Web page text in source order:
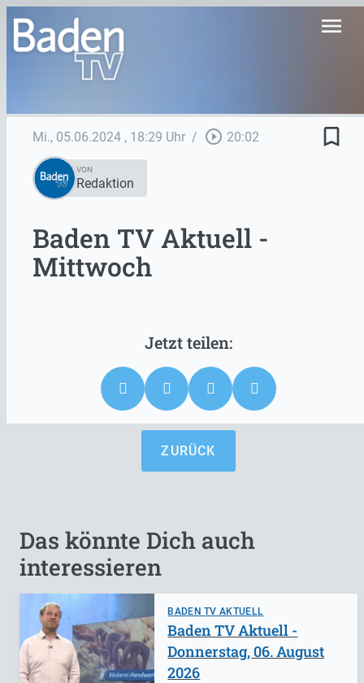
menu
Mi., 05.06.2024 , 18:29 Uhr / play_circle_outline 20:02 bookmark_border
VON
Redaktion
Baden TV Aktuell -
Mittwoch
ZURÜCK
Das könnte Dich auch
interessieren
BADEN TV AKTUELL
Baden TV Aktuell -
Donnerstag, 06. August
2026